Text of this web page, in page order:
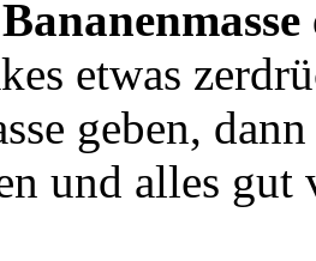
Bananenmasse
etwas
geben,
und alles gut